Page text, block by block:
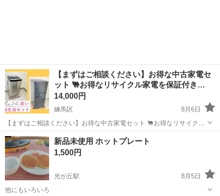
【まずはご相談ください】お得な中古家電セ
ット 🐫お得なリサイクル家電を保証付き…
14,000円
練馬区
8月6日
【まずはご相談ください】お得な中古家電セット 🐫お得なリサイクル
家電を保証付きで！ 業界最安値に挑戦中😃 💰格安リサイクル家電販売
💰 ※表示価格がセット価格ではありません、お問い合わせの際は最後
までご一読くださ...
東京 練馬区 キッチン家電 商品
新品未使用 ホットプレート
1,500円
光が丘駅
8月5日
他にもいろいろ